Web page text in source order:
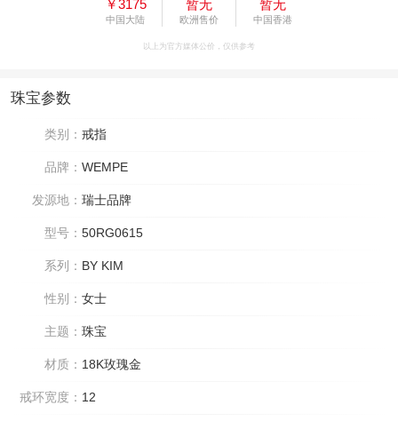
￥3175
中国大陆
暂无
欧洲售价
暂无
中国香港
以上为官方媒体公价，仅供参考
珠宝参数
类别： 戒指
品牌： WEMPE
发源地： 瑞士品牌
型号： 50RG0615
系列： BY KIM
性别： 女士
主题： 珠宝
材质： 18K玫瑰金
戒环宽度： 12